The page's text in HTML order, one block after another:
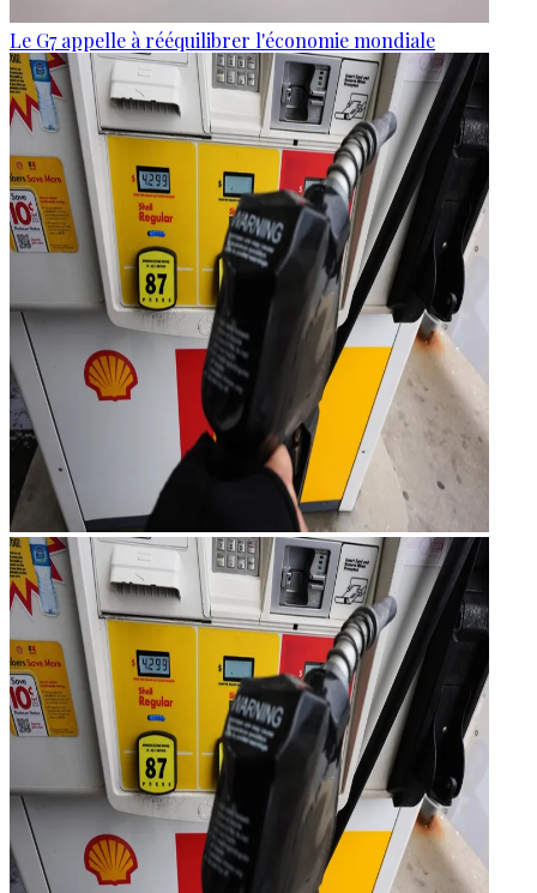
Le G7 appelle à rééquilibrer l'économie mondiale